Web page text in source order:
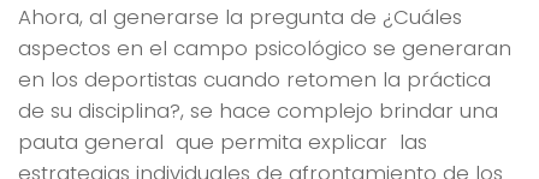
Ahora, al generarse la pregunta de ¿Cuáles
aspectos en el campo psicológico se generaran
en los deportistas cuando retomen la práctica
de su disciplina?, se hace complejo brindar una
pauta general que permita explicar las
estrategias individuales de afrontamiento de los